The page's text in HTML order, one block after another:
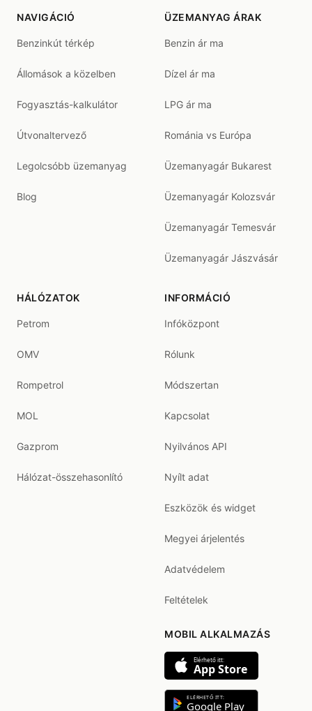
NAVIGÁCIÓ
Benzinkút térkép
Állomások a közelben
Fogyasztás-kalkulátor
Útvonaltervező
Legolcsóbb üzemanyag
Blog
ÜZEMANYAG ÁRAK
Benzin ár ma
Dízel ár ma
LPG ár ma
Románia vs Európa
Üzemanyagár Bukarest
Üzemanyagár Kolozsvár
Üzemanyagár Temesvár
Üzemanyagár Jászvásár
HÁLÓZATOK
Petrom
OMV
Rompetrol
MOL
Gazprom
Hálózat-összehasonlító
INFORMÁCIÓ
Infóközpont
Rólunk
Módszertan
Kapcsolat
Nyilvános API
Nyílt adat
Eszközök és widget
Megyei árjelentés
Adatvédelem
Feltételek
MOBIL ALKALMAZÁS
Elérhető itt:
App Store
ELÉRHETŐ ITT:
Google Play